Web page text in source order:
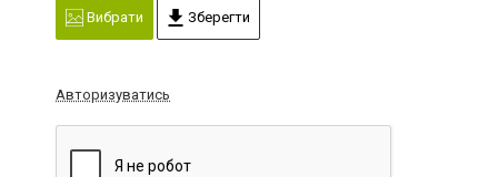
Вибрати
Зберегти
Авторизуватись